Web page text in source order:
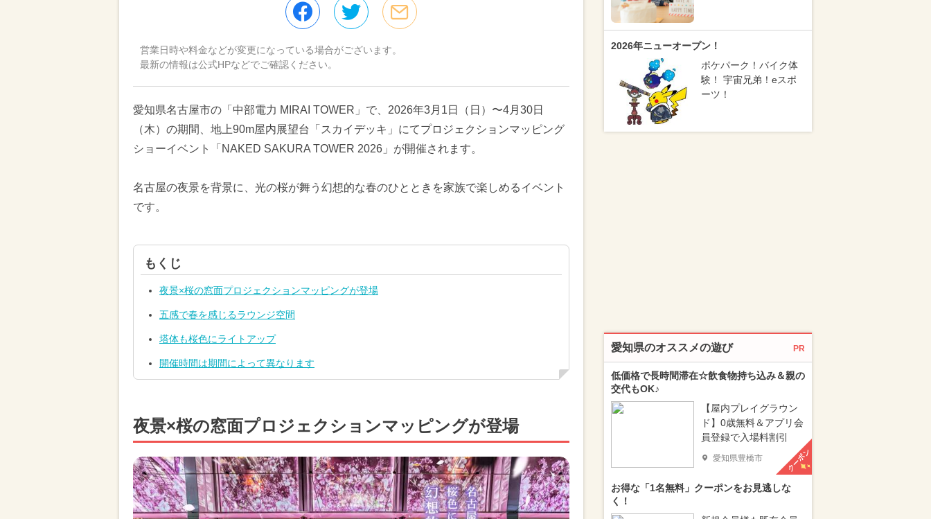
営業日時や料金などが変更になっている場合がございます。
最新の情報は公式HPなどでご確認ください。
愛知県名古屋市の「中部電力 MIRAI TOWER」で、2026年3月1日（日）〜4月30日
（木）の期間、地上90m屋内展望台「スカイデッキ」にてプロジェクションマッピング
ショーイベント「NAKED SAKURA TOWER 2026」が開催されます。
名古屋の夜景を背景に、光の桜が舞う幻想的な春のひとときを家族で楽しめるイベント
です。
もくじ
夜景×桜の窓面プロジェクションマッピングが登場
五感で春を感じるラウンジ空間
塔体も桜色にライトアップ
開催時間は期間によって異なります
夜景×桜の窓面プロジェクションマッピングが登場
2026年ニューオープン！
ポケパーク！バイク体
験！ 宇宙兄弟！eスポ
ーツ！
愛知県のオススメの遊び PR
低価格で長時間滞在☆飲食物持ち込み＆親の
交代もOK♪
【屋内プレイグラウン
ド】0歳無料＆アプリ会
員登録で入場料割引
愛知県豊橋市 クーポン
お得な「1名無料」クーポンをお見逃しな
く！